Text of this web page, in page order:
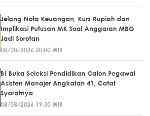
Jelang Nota Keuangan, Kurs Rupiah dan
Implikasi Putusan MK Soal Anggaran MBG
Jadi Sorotan
08/08/2026 20:00 WIB
BI Buka Seleksi Pendidikan Calon Pegawai
Asisten Manajer Angkatan 41, Catat
Syaratnya
08/08/2026 19:30 WIB